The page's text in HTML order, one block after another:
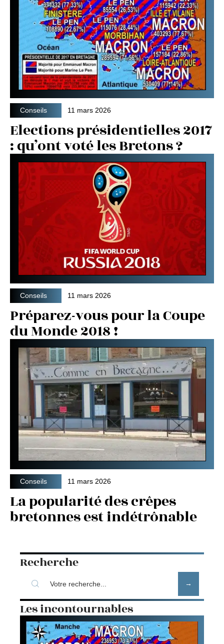
Conseils 11 mars 2026
Elections présidentielles 2017
: qu’ont voté les Bretons ?
Conseils 11 mars 2026
Préparez-vous pour la Coupe
du Monde 2018 !
Conseils 11 mars 2026
La popularité des crêpes
bretonnes est indétrônable
Recherche
Les incontournables